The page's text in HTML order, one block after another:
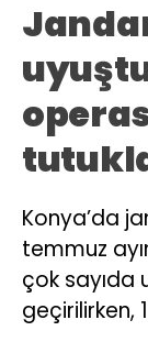
Konya’da
temmuz
çok sayıda
geçirilirken,